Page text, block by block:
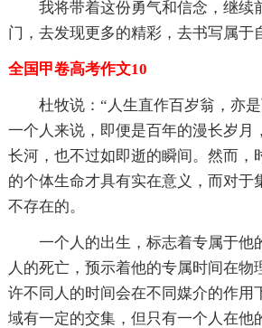
我将带着这份勇气和信念，继续
门，去发现更多的精彩，去书写属于
全国甲卷高考作文10
杜牧说：“人生直作百岁翁，亦
一个人来说，即便是百年的漫长岁月
长河，也不过如即逝的瞬间。然而，
的个体生命才具有实在意义，而对于
不存在的。
一个人的出生，标志着专属于他
人的死亡，预示着他的专属时间在物
许不同人的时间会在不同媒介的作用
域有一定的交集，但只有一个人在他